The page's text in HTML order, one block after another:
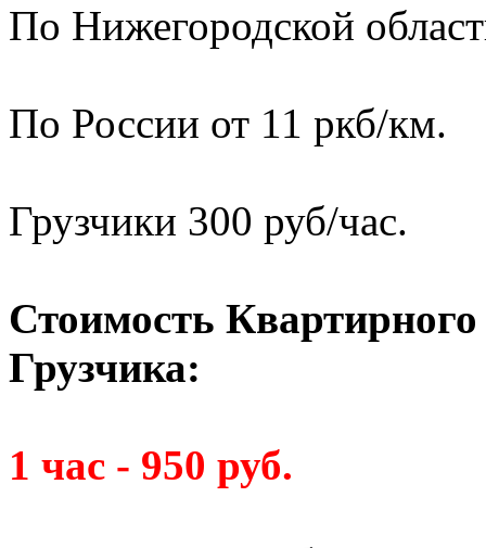
По Нижегородской
По России от 11 ркб/км.
Грузчики 300 руб/час.
Стоимость Квартирного
Грузчика:
1 час - 950 руб.